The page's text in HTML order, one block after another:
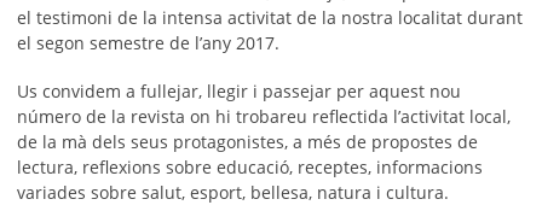
el testimoni de la intensa activitat de la nostra localitat durant
el segon semestre de l’any 2017.
Us convidem a fullejar, llegir i passejar per aquest nou
número de la revista on hi trobareu reflectida l’activitat local,
de la mà dels seus protagonistes, a més de propostes de
lectura, reflexions sobre educació, receptes, informacions
variades sobre salut, esport, bellesa, natura i cultura.